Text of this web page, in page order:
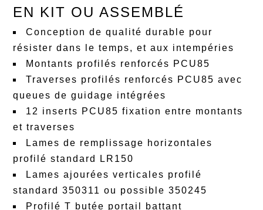
EN KIT OU ASSEMBLÉ
Conception de qualité durable pour
résister dans le temps, et aux intempéries
Montants profilés renforcés PCU85
Traverses profilés renforcés PCU85 avec
queues de guidage intégrées
12 inserts PCU85 fixation entre montants
et traverses
Lames de remplissage horizontales
profilé standard LR150
Lames ajourées verticales profilé
standard 350311 ou possible 350245
Profilé T butée portail battant